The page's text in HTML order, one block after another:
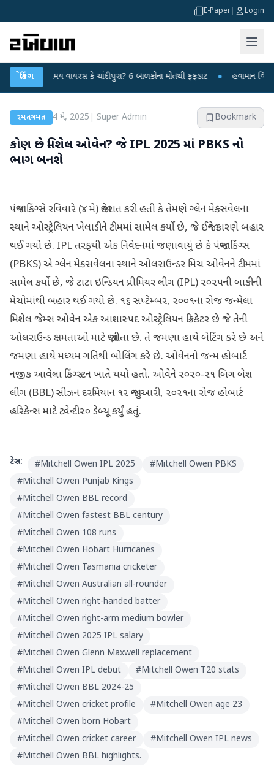
E-Paper Login
બ્રેકિંગ
રહસ્યમય વાયરસ કે ચાંદીપુરા? 6 બાળકોના મોતથી ફફડાટ ● હવામાન વિભાગે 18
રમતગમત 4 મે, 2025 Super Admin Bookmark
કોણ છે મિશેલ ઓવેન? જે IPL 2025 માં PBKS નો
ભાગ બનશે
પંજાબ કિંગ્સે રવિવારે (૪ મે) જાહેરાત કરી હતી કે તેમણે ગ્લેન મેક્સવેલના
સ્થાને ઓસ્ટ્રેલિયન ખેલાડીને ટીમમાં સામેલ કર્યો છે, જે ઈજાને કારણે બહાર
થઈ ગયો છે. IPL તરફથી એક નિવેદનમાં જણાવાયું છે કે પંજાબ કિંગ્સ
(PBKS) એ ગ્લેન મેક્સવેલના સ્થાને ઓલરાઉન્ડર મિચ ઓવેનને ટીમમાં
સામેલ કર્યો છે, જે ટાટા ઇન્ડિયન પ્રીમિયર લીગ (IPL) ૨૦૨૫ની બાકીની
મેચોમાંથી બહાર થઈ ગયો છે. ૧૬ સપ્ટેમ્બર, ૨૦૦૧ના રોજ જન્મેલા
મિશેલ જેમ્સ ઓવેન એક આશાસ્પદ ઓસ્ટ્રેલિયન ક્રિકેટર છે જે તેની
ઓલરાઉન્ડ ક્ષમતાઓ માટે જાણીતા છે. તે જમણા હાથે બેટિંગ કરે છે અને
જમણા હાથે મધ્યમ ગતિથી બોલિંગ કરે છે. ઓવેનનો જન્મ હોબાર્ટ
નજીક આવેલા કિંગ્સ્ટન ખાતે થયો હતો. ઓવેને ૨૦૨૦-૨૧ બિગ બેશ
લીગ (BBL) સીઝન દરમિયાન ૧૨ જાન્યુઆરી, ૨૦૨૧ના રોજ હોબાર્ટ
હરિકેન્સ માટે ટ્વેન્ટી૨૦ ડેબ્યૂ કર્યું હતું.
ટેગ્સ: #Mitchell Owen IPL 2025 #Mitchell Owen PBKS
#Mitchell Owen Punjab Kings
#Mitchell Owen BBL record
#Mitchell Owen fastest BBL century
#Mitchell Owen 108 runs
#Mitchell Owen Hobart Hurricanes
#Mitchell Owen Tasmania cricketer
#Mitchell Owen Australian all-rounder
#Mitchell Owen right-handed batter
#Mitchell Owen right-arm medium bowler
#Mitchell Owen 2025 IPL salary
#Mitchell Owen Glenn Maxwell replacement
#Mitchell Owen IPL debut #Mitchell Owen T20 stats
#Mitchell Owen BBL 2024-25
#Mitchell Owen cricket profile #Mitchell Owen age 23
#Mitchell Owen born Hobart
#Mitchell Owen cricket career #Mitchell Owen IPL news
#Mitchell Owen BBL highlights.